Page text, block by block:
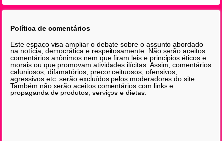
Política de comentários
Este espaço visa ampliar o debate sobre o assunto abordado
na notícia, democrática e respeitosamente. Não serão aceitos
comentários anônimos nem que firam leis e princípios éticos e
morais ou que promovam atividades ilícitas. Assim, comentários
caluniosos, difamatórios, preconceituosos, ofensivos,
agressivos etc. serão excluídos pelos moderadores do site.
Também não serão aceitos comentários com links e
propaganda de produtos, serviços e dietas.